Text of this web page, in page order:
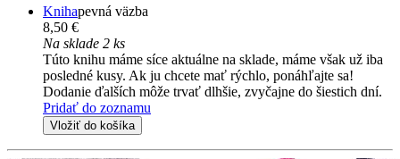
Knihapevná väzba
8,50 €
Na sklade 2 ks
Túto knihu máme síce aktuálne na sklade, máme však už iba
posledné kusy. Ak ju chcete mať rýchlo, ponáhľajte sa!
Dodanie ďalších môže trvať dlhšie, zvyčajne do šiestich dní.
Pridať do zoznamu
Vložiť do košíka